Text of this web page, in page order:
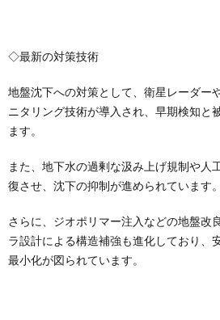
◇最新の対策技術
地盤沈下への対策として、衛星レーダー
ニタリング技術が導入され、早期検知と
ます。
また、地下水の過剰な汲み上げ規制や人
復させ、沈下の抑制が進められています。
さらに、ジオポリマー注入などの地盤改
ラ設計による構造補強も進化しており、
最小化が図られています。